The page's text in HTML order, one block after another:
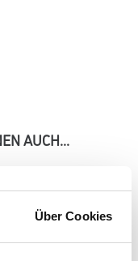
Über Cookies
AUCH...